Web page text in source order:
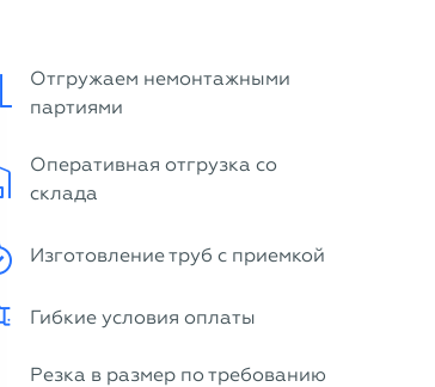
Отгружаем немонтажными
партиями
Оперативная отгрузка со
склада
Изготовление труб с приемкой
Гибкие условия оплаты
Резка в размер по требованию